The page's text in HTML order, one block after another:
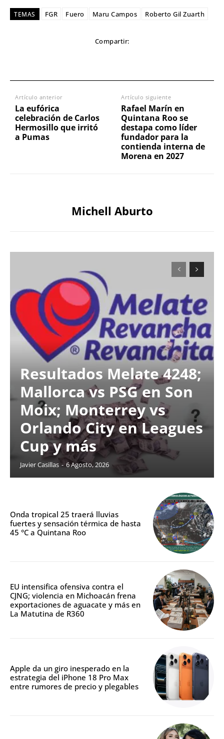
TEMAS FGR Fuero Maru Campos Roberto Gil Zuarth
Compartir:
Artículo anterior
La eufórica
celebración de Carlos
Hermosillo que irritó
a Pumas
Artículo siguiente
Rafael Marín en
Quintana Roo se
destapa como líder
fundador para la
contienda interna de
Morena en 2027
Michell Aburto
Resultados Melate 4248;
Mallorca vs PSG en Son
Moix; Monterrey vs
Orlando City en Leagues
Cup y más
Javier Casillas - 6 Agosto, 2026
Onda tropical 25 traerá lluvias
fuertes y sensación térmica de hasta
45 °C a Quintana Roo
EU intensifica ofensiva contra el
CJNG; violencia en Michoacán frena
exportaciones de aguacate y más en
La Matutina de R360
Apple da un giro inesperado en la
estrategia del iPhone 18 Pro Max
entre rumores de precio y plegables